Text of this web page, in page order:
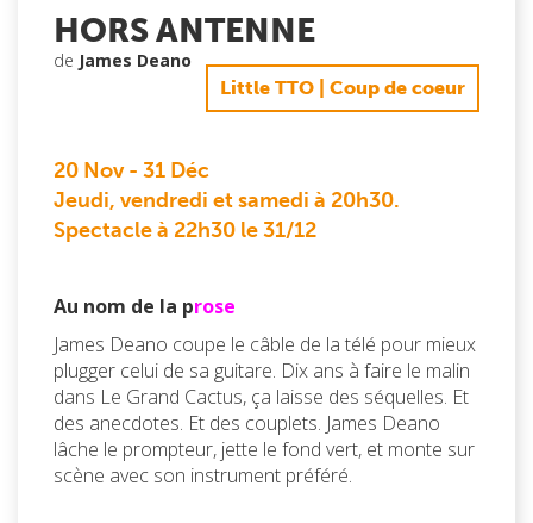
HORS ANTENNE
de James Deano
Little TTO | Coup de coeur
20 Nov- 31 Déc
Jeudi, vendredi et samedi à 20h30.
Spectacle à 22h30 le 31/12
Au nom de la prose
James Deano coupe le câble de la télé pour mieux
plugger celui de sa guitare. Dix ans à faire le malin
dans Le Grand Cactus, ça laisse des séquelles. Et
des anecdotes. Et des couplets. James Deano
lâche le prompteur, jette le fond vert, et monte sur
scène avec son instrument préféré.